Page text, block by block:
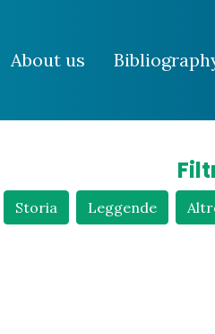
About us
Storia Leggende